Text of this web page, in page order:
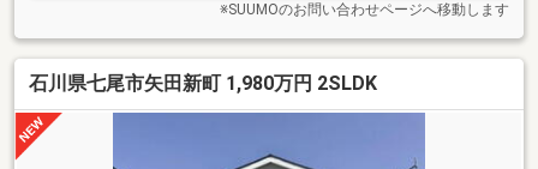
※SUUMOのお問い合わせページへ移動します
石川県七尾市矢田新町 1,980万円 2SLDK